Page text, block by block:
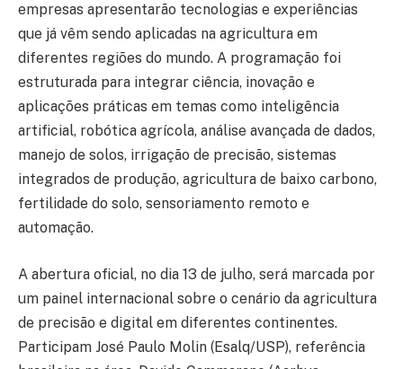
empresas apresentarão tecnologias e experiências
que já vêm sendo aplicadas na agricultura em
diferentes regiões do mundo. A programação foi
estruturada para integrar ciência, inovação e
aplicações práticas em temas como inteligência
artificial, robótica agrícola, análise avançada de dados,
manejo de solos, irrigação de precisão, sistemas
integrados de produção, agricultura de baixo carbono,
fertilidade do solo, sensoriamento remoto e
automação.
A abertura oficial, no dia 13 de julho, será marcada por
um painel internacional sobre o cenário da agricultura
de precisão e digital em diferentes continentes.
Participam José Paulo Molin (Esalq/USP), referência